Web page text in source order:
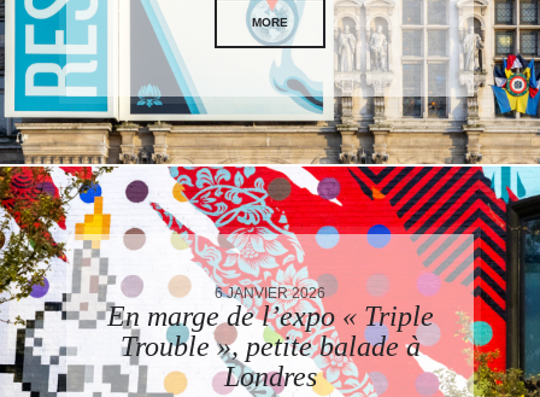
MORE
6 JANVIER 2026
En marge de l’expo « Triple
Trouble », petite balade à
Londres